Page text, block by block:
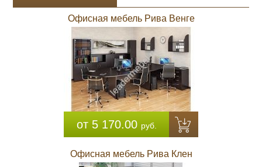
Офисная мебель Рива Венге
от 5 170.00 руб.
Офисная мебель Рива Клен